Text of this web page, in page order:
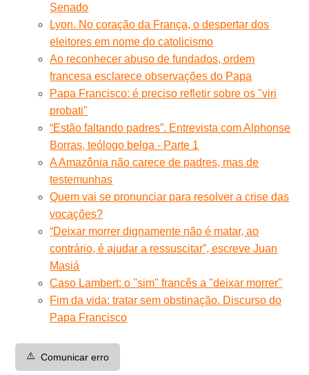
Senado
Lyon. No coração da França, o despertar dos
eleitores em nome do catolicismo
Ao reconhecer abuso de fundados, ordem
francesa esclarece observações do Papa
Papa Francisco: é preciso refletir sobre os "viri
probati"
“Estão faltando padres”. Entrevista com Alphonse
Borras, teólogo belga - Parte 1
A Amazônia não carece de padres, mas de
testemunhas
Quem vai se pronunciar para resolver a crise das
vocações?
“Deixar morrer dignamente não é matar, ao
contrário, é ajudar a ressuscitar”, escreve Juan
Masiá
Caso Lambert: o ''sim'' francês a ''deixar morrer''
Fim da vida: tratar sem obstinação. Discurso do
Papa Francisco
⚠️ Comunicar erro